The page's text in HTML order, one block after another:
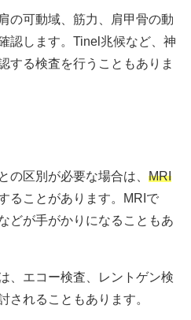
の可動域、筋力、肩甲骨の動
認します。Tinel兆候など、神
する検査を行うこともありま
の区別が必要な場合は、 MRI
ることがあります。MRIで
どが手がかりになることもあ
、エコー検査、レントゲン検
されることもあります。